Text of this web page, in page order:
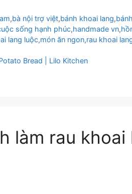
,bà nội trợ việt,bánh khoai lang,
sống hạnh phúc,handmade vn,
lang luộc,món ăn ngon,rau khoai
Bread | Lilo Kitchen
làm rau khoai